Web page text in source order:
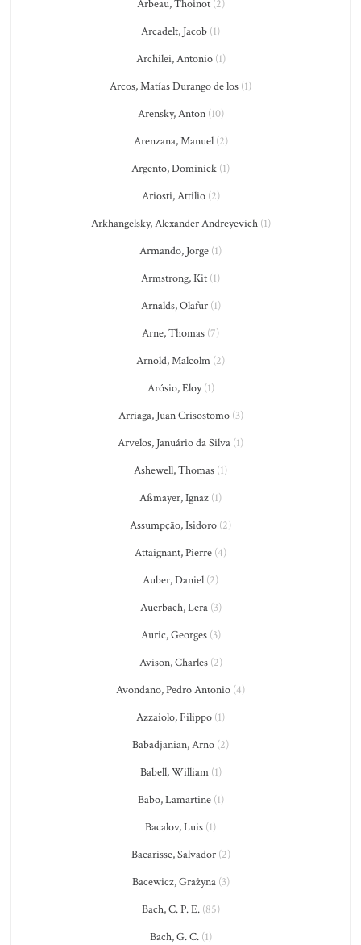
Arbeau, Thoinot(2)
Arcadelt, Jacob (1)
Archilei, Antonio(1)
Arcos, Matías Durango de los (1)
Arensky, Anton(10)
Arenzana, Manuel(2)
Argento, Dominick (1)
Ariosti, Attilio(2)
Arkhangelsky, Alexander Andreyevich(1)
Armando, Jorge (1)
Armstrong, Kit (1)
Arnalds, Olafur(1)
Arne, Thomas (7)
Arnold, Malcolm (2)
Arósio, Eloy(1)
Arriaga, Juan Crisostomo(3)
Arvelos, Januário da Silva (1)
Ashewell, Thomas (1)
Aßmayer, Ignaz (1)
Assumpção, Isidoro (2)
Attaignant, Pierre (4)
Auber, Daniel (2)
Auerbach, Lera(3)
Auric, Georges(3)
Avison, Charles(2)
Avondano, Pedro Antonio (4)
Azzaiolo, Filippo (1)
Babadjanian, Arno (2)
Babell, William(1)
Babo, Lamartine(1)
Bacalov, Luis (1)
Bacarisse, Salvador(2)
Bacewicz, Grażyna(3)
Bach, C. P. E.(85)
Bach, G. C.(1)